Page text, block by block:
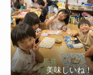
美味しいね！